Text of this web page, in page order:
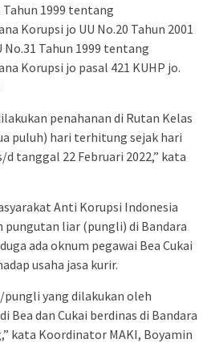
Tahun 1999 tentang
Korupsi jo UU No.20 Tahun 2001
Tahun 1999 tentang
Korupsi jo pasal 421 KUHP jo.
penahanan di Rutan Kelas
puluh) hari terhitung sejak hari
tanggal 22 Februari 2022,” kata
Anti Korupsi Indonesia
pungutan liar (pungli) di Bandara
ada oknum pegawai Bea Cukai
usaha jasa kurir.
pungli yang dilakukan oleh
Bea dan Cukai berdinas di Bandara
kata Koordinator MAKI, Boyamin